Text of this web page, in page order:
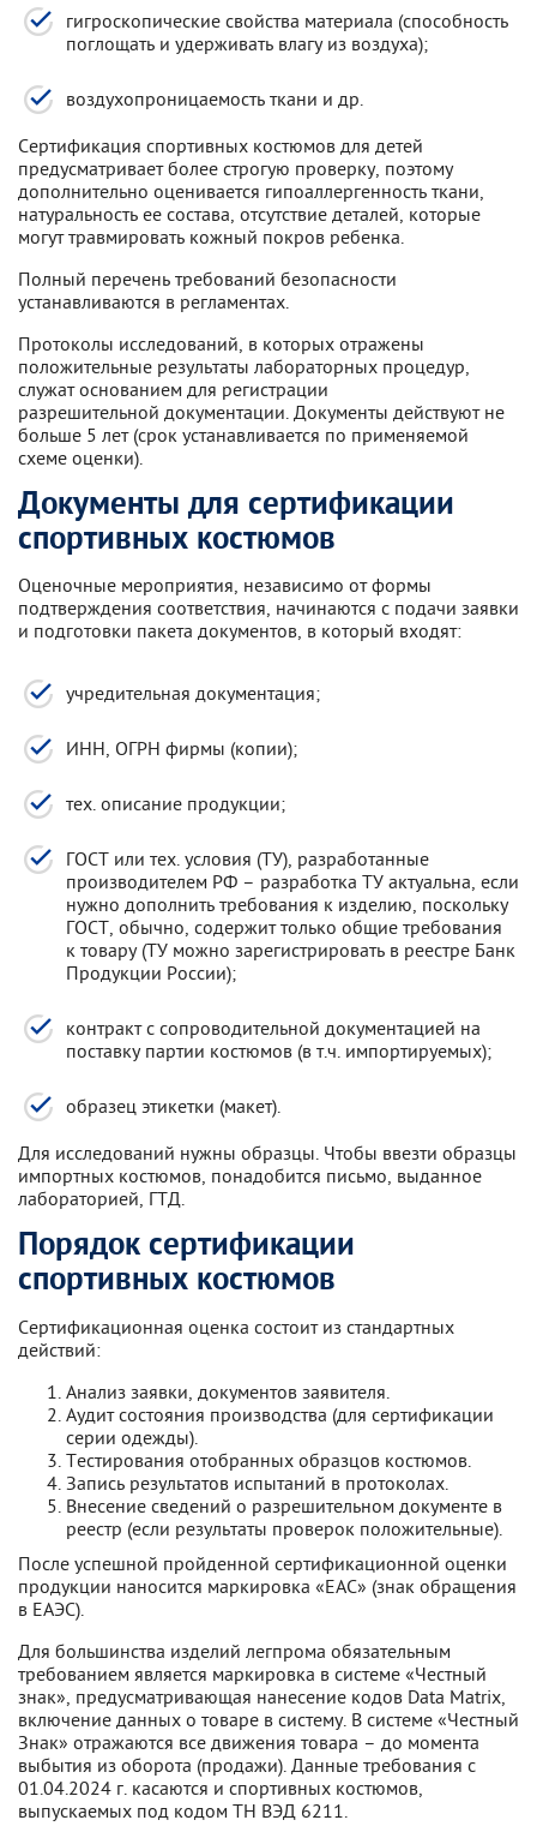
гигроскопические свойства материала (способность
поглощать и удерживать влагу из воздуха);
воздухопроницаемость ткани и др.
Сертификация спортивных костюмов для детей
предусматривает более строгую проверку, поэтому
дополнительно оценивается гипоаллергенность ткани,
натуральность ее состава, отсутствие деталей, которые
могут травмировать кожный покров ребенка.
Полный перечень требований безопасности
устанавливаются в регламентах.
Протоколы исследований, в которых отражены
положительные результаты лабораторных процедур,
служат основанием для регистрации
разрешительной документации. Документы действуют не
больше 5 лет (срок устанавливается по применяемой
схеме оценки).
Документы для сертификации
спортивных костюмов
Оценочные мероприятия, независимо от формы
подтверждения соответствия, начинаются с подачи заявки
и подготовки пакета документов, в который входят:
учредительная документация;
ИНН, ОГРН фирмы (копии);
тех. описание продукции;
ГОСТ или тех. условия (ТУ), разработанные
производителем РФ – разработка ТУ актуальна, если
нужно дополнить требования к изделию, поскольку
ГОСТ, обычно, содержит только общие требования
к товару (ТУ можно зарегистрировать в реестре Банк
Продукции России);
контракт с сопроводительной документацией на
поставку партии костюмов (в т.ч. импортируемых);
образец этикетки (макет).
Для исследований нужны образцы. Чтобы ввезти образцы
импортных костюмов, понадобится письмо, выданное
лабораторией, ГТД.
Порядок сертификации
спортивных костюмов
Сертификационная оценка состоит из стандартных
действий:
Анализ заявки, документов заявителя.
Аудит состояния производства (для сертификации
серии одежды).
Тестирования отобранных образцов костюмов.
Запись результатов испытаний в протоколах.
Внесение сведений о разрешительном документе в
реестр (если результаты проверок положительные).
После успешной пройденной сертификационной оценки
продукции наносится маркировка «ЕАС» (знак обращения
в ЕАЭС).
Для большинства изделий легпрома обязательным
требованием является маркировка в системе «Честный
знак», предусматривающая нанесение кодов Data Matrix,
включение данных о товаре в систему. В системе «Честный
Знак» отражаются все движения товара – до момента
выбытия из оборота (продажи). Данные требования с
01.04.2024 г. касаются и спортивных костюмов,
выпускаемых под кодом ТН ВЭД 6211.